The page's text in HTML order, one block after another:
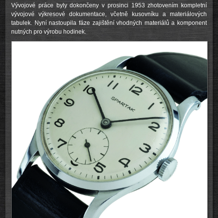
Vývojové práce byly dokončeny v prosinci 1953 zhotovením kompletní
vývojové výkresové dokumentace, včetně kusovníku a materiálových
tabulek. Nyní nastoupila fáze zajištění vhodných materiálů a komponent
nutných pro výrobu hodinek.